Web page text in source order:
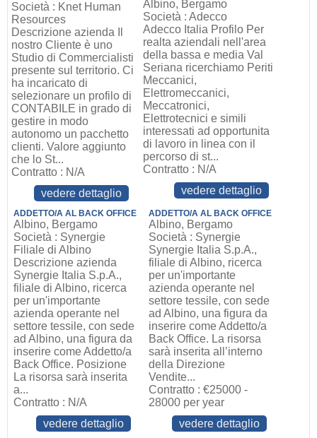
Società : Knet Human
Resources
Descrizione azienda Il
nostro Cliente è uno
Studio di Commercialisti
presente sul territorio. Ci
ha incaricato di
selezionare un profilo di
CONTABILE in grado di
gestire in modo
autonomo un pacchetto
clienti. Valore aggiunto
che lo St...
Contratto : N/A
vedere dettaglio
Albino, Bergamo
Società : Adecco
Adecco Italia Profilo Per
realta aziendali nell'area
della bassa e media Val
Seriana ricerchiamo Periti
Meccanici,
Elettromeccanici,
Meccatronici,
Elettrotecnici e simili
interessati ad opportunita
di lavoro in linea con il
percorso di st...
Contratto : N/A
vedere dettaglio
ADDETTO/A AL BACK OFFICE
Albino, Bergamo
Società : Synergie
Filiale di Albino
Descrizione azienda
Synergie Italia S.p.A.,
filiale di Albino, ricerca
per un'importante
azienda operante nel
settore tessile, con sede
ad Albino, una figura da
inserire come Addetto/a
Back Office. Posizione
La risorsa sarà inserita
a...
Contratto : N/A
vedere dettaglio
ADDETTO/A AL BACK OFFICE
Albino, Bergamo
Società : Synergie
Synergie Italia S.p.A.,
filiale di Albino, ricerca
per un'importante
azienda operante nel
settore tessile, con sede
ad Albino, una figura da
inserire come Addetto/a
Back Office. La risorsa
sarà inserita all’interno
della Direzione
Vendite...
Contratto : €25000 -
28000 per year
vedere dettaglio